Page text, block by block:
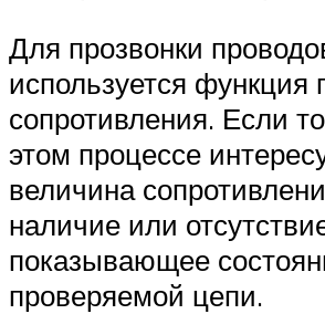
Для прозвонки
используется функция
сопротивления. Если
этом процессе
величина
наличие или
показывающее
проверяемой цепи.